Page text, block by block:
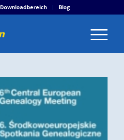
Downloadbereich Blog